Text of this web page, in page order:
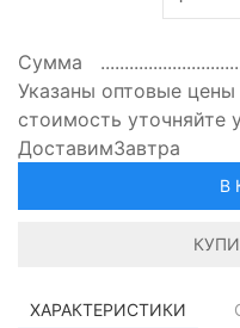
Сумма
Указаны оптовые
стоимость уточняйте
ДоставимЗавтра
В
ХАРАКТЕРИСТИКИ